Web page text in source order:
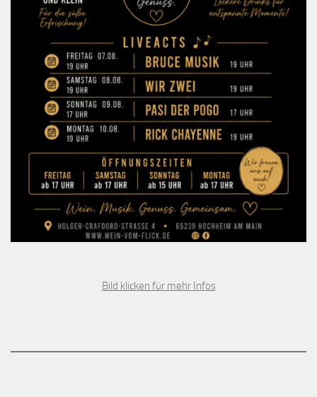
Bild klicken für mehr Infos